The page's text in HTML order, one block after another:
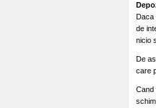
Daca
de
nicio
De
care
Cand